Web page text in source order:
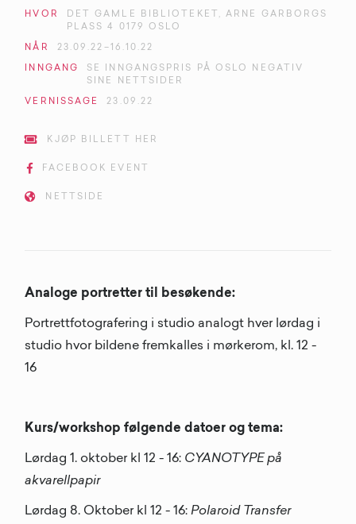
HVOR
DET GAMLE BIBLIOTEKET, ARNE GARBORGS
PLASS 4 0179 OSLO
NÅR 23 .09 .22 –16 .10 .22
INNGANG
SE INNGANGSPRIS PÅ OSLO NEGATIV
SINE NETTSIDER
VERNISSAGE 23 .09 .22
 KJØP BILLETT HER
 FACEBOOK EVENT
 NETTSIDE
Analoge portretter til besøkende:
Portrettfotografering i studio analogt hver lørdag i
studio hvor bildene fremkalles i mørkerom, kl. 12 -
16
Kurs/workshop følgende datoer og tema:
Lørdag 1. oktober kl 12 - 16: CYANOTYPE på
akvarellpapir
Lørdag 8. Oktober kl 12 - 16:Polaroid Transfer